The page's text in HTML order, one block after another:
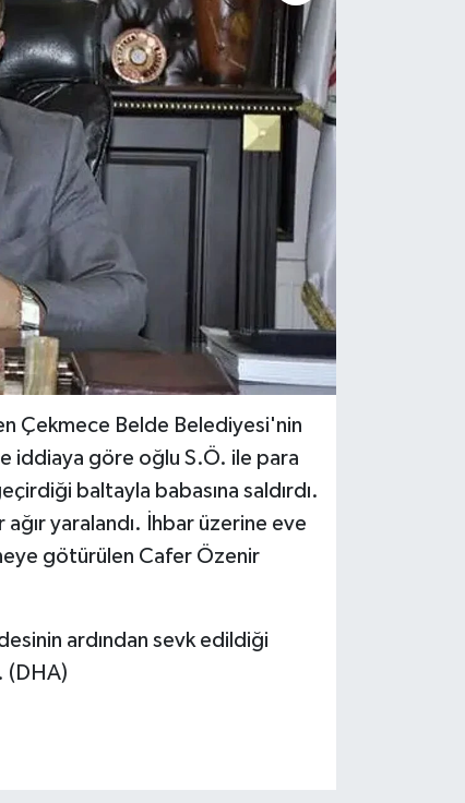
Çekmece Belde Belediyesi'nin
iddiaya göre oğlu S.Ö. ile para
baltayla babasına saldırdı.
yaralandı. İhbar üzerine eve
götürülen Cafer Özenir
ardından sevk edildiği
(DHA)